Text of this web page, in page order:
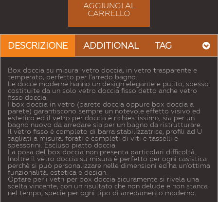
AGGIUNGI AL
CARRELLO
DESCRIZIONE ADDITIONAL TAG
Box doccia su misura: vetro doccia, in vetro trasparente e
temperato, perfetto per l'arredo bagno.
Le docce moderne hanno un design elegante e pulito, spesso
costituite da un solo vetro doccia fisso detto anche vetro
fisso doccia.
I box doccia in vetro (parete doccia oppure box doccia a
parete) garantiscono sempre un notevole effetto visivo ed
estetico ed il vetro per doccia è richiestissimo, sia per un
bagno nuovo da arredare sia per un bagno da ristrutturare.
Il vetro fisso è completo di barra stabilizzatrice, profili ad U
tagliati a misura, forati e completi di viti e tasselli e
spessorini. Escluso piatto doccia.
La posa del box doccia non presenta particolari difficoltà.
Inoltre il vetro doccia su misura è perfetto per ogni casistica
perchè si può personalizzare nelle dimensioni ed ha un'ottima
funzionalità, estetica e design.
Optare per i vetri per box doccia sicuramente si rivela una
scelta vincente, con un risultato che non delude e non stanca
nel tempo, specie per ogni tipo di arredamento moderno.